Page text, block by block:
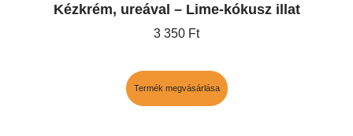
Kézkrém, ureával – Lime-kókusz illat
3 350 Ft
Termék megvásárlása